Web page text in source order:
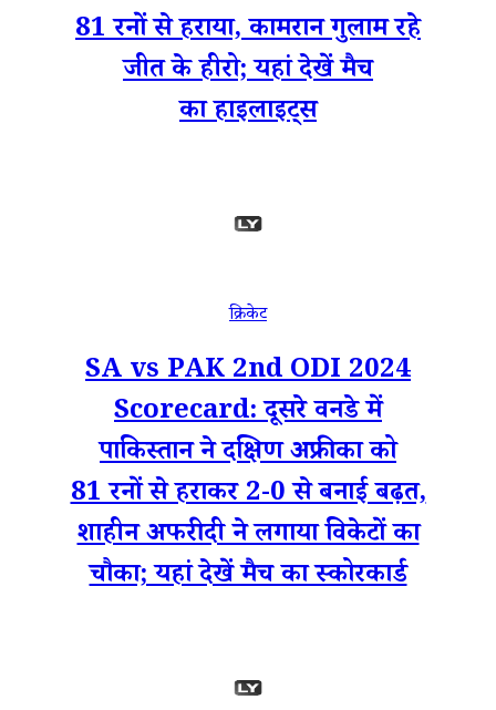
81 रनों से हराया, कामरान गुलाम रहे
जीत के हीरो; यहां देखें मैच
का हाइलाइट्स
क्रिकेट
SA vs PAK 2nd ODI 2024
Scorecard: दूसरे वनडे में
पाकिस्तान ने दक्षिण अफ्रीका को
81 रनों से हराकर 2-0 से बनाई बढ़त,
शाहीन अफरीदी ने लगाया विकेटों का
चौका; यहां देखें मैच का स्कोरकार्ड